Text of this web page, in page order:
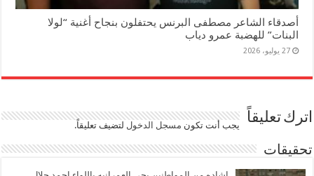
أصدقاء الشاعر مصطفى البرنس يحتفلون بنجاح أغنية “لولا
البنات” للهضبة عمرو دياب
27 يوليو، 2026
اترك تعليقاً يجب أنت تكون مسجل الدخول لتضيف تعليقاً.
تحقيقات